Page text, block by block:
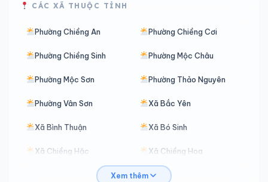
CÁC XÃ THUỘC TỈNH
Phường Chiềng An Phường Chiềng Cơi
Phường Chiềng Sinh Phường Mộc Châu
Phường Mộc Sơn Phường Thảo Nguyên
Phường Vân Sơn Xã Bắc Yên
Xã Bình Thuận Xã Bó Sinh
Xã Chiềng Hặc Xã Chiềng Hoa
Xã Chiềng Khoong Xã Chiềng Khương
Xem thêm